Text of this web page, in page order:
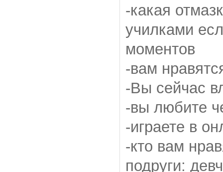
-какая
училками
моментов
-вам
-Вы сейчас
-вы любите
-играете в
-кто вам
подруги: